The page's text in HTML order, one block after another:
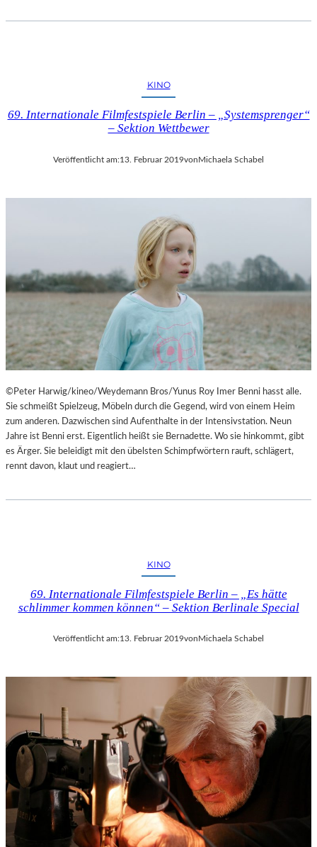
KINO
69. Internationale Filmfestspiele Berlin – „Systemsprenger“
– Sektion Wettbewer
Veröffentlicht am:13. Februar 2019vonMichaela Schabel
©Peter Harwig/kineo/Weydemann Bros/Yunus Roy Imer Benni hasst alle.
Sie schmeißt Spielzeug, Möbeln durch die Gegend, wird von einem Heim
zum anderen. Dazwischen sind Aufenthalte in der Intensivstation. Neun
Jahre ist Benni erst. Eigentlich heißt sie Bernadette. Wo sie hinkommt, gibt
es Ärger. Sie beleidigt mit den übelsten Schimpfwörtern rauft, schlägert,
rennt davon, klaut und reagiert…
KINO
69. Internationale Filmfestspiele Berlin – „Es hätte
schlimmer kommen können“ – Sektion Berlinale Special
Veröffentlicht am:13. Februar 2019vonMichaela Schabel